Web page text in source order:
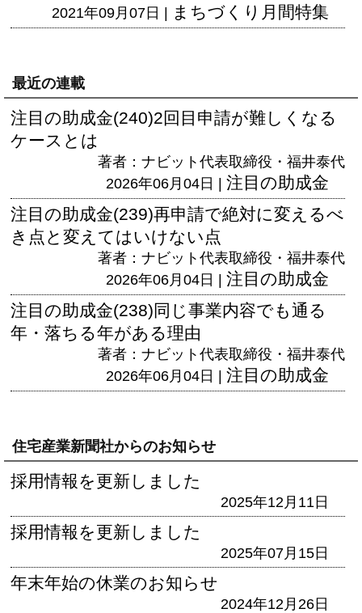
2021年09月07日 | まちづくり月間特集
最近の連載
注目の助成金(240)2回目申請が難しくなる
ケースとは
著者：ナビット代表取締役・福井泰代
2026年06月04日 | 注目の助成金
注目の助成金(239)再申請で絶対に変えるべ
き点と変えてはいけない点
著者：ナビット代表取締役・福井泰代
2026年06月04日 | 注目の助成金
注目の助成金(238)同じ事業内容でも通る
年・落ちる年がある理由
著者：ナビット代表取締役・福井泰代
2026年06月04日 | 注目の助成金
住宅産業新聞社からのお知らせ
採用情報を更新しました
2025年12月11日
採用情報を更新しました
2025年07月15日
年末年始の休業のお知らせ
2024年12月26日